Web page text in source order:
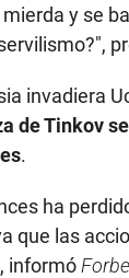
y se
invadiera
de Tinkov
.
ha
que las
informó